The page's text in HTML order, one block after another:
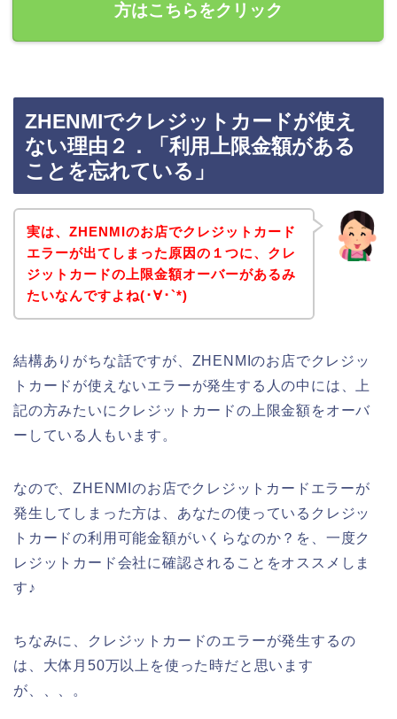
方はこちらをクリック
ZHENMIでクレジットカードが使え
ない理由２．「利用上限金額がある
ことを忘れている」
実は、ZHENMIのお店でクレジットカード
エラーが出てしまった原因の１つに、クレ
ジットカードの上限金額オーバーがあるみ
たいなんですよね(･∀･`*)
結構ありがちな話ですが、ZHENMIのお店でクレジッ
トカードが使えないエラーが発生する人の中には、上
記の方みたいにクレジットカードの上限金額をオーバ
ーしている人もいます。
なので、ZHENMIのお店でクレジットカードエラーが
発生してしまった方は、あなたの使っているクレジッ
トカードの利用可能金額がいくらなのか？を、一度ク
レジットカード会社に確認されることをオススメしま
す♪
ちなみに、クレジットカードのエラーが発生するの
は、大体月50万以上を使った時だと思います
が、、、。